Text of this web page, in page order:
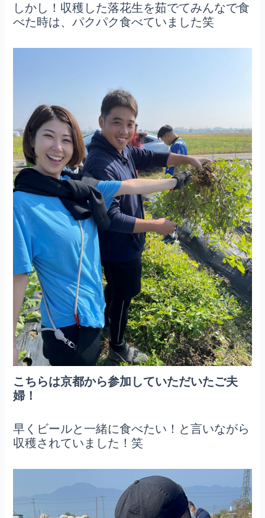
しかし！収穫した落花生を茹でてみんなで食
べた時は、パクパク食べていました笑
こちらは京都から参加していただいたご夫
婦！
早くビールと一緒に食べたい！と言いながら
収穫されていました！笑